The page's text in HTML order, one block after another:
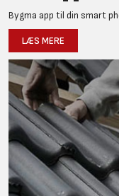
Bygma app til din smart
LÆS MERE